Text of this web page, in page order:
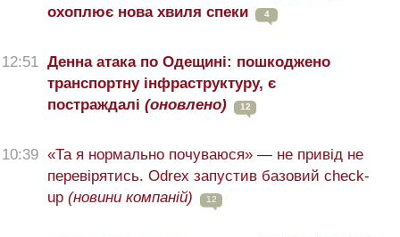
охоплює нова хвиля спеки
4
12:51 Денна атака по Одещині: пошкоджено
транспортну інфраструктуру, є
постраждалі (оновлено) 12
10:39 «Та я нормально почуваюся» — не привід не
перевірятись. Odrex запустив базовий check-
up (новини компаній) 12